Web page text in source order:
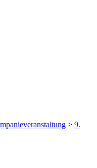
> 9.